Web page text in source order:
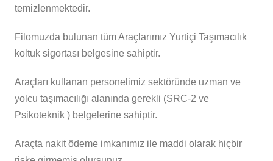
temizlenmektedir.
Filomuzda bulunan tüm Araçlarımız Yurtiçi Taşımacılık
koltuk sigortası belgesine sahiptir.
Araçları kullanan personelimiz sektöründe uzman ve
yolcu taşımacılığı alanında gerekli (SRC-2 ve
Psikoteknik ) belgelerine sahiptir.
Araçta nakit ödeme imkanımız ile maddi olarak hiçbir